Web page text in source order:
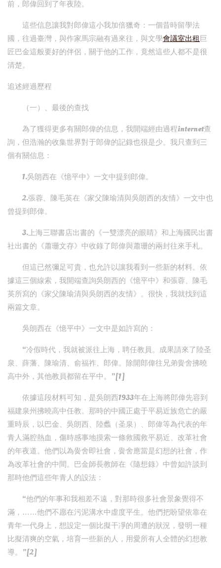
前，郎偉回到了年夜陸。
這些信息讓我對郎偉這小我加倍獵奇：一個昔時留學法
國，往過臺灣，與作家馬宗融有過來往，與文學會議室出租巨
匠巴金這般要好的伴侶，關于他的工作，竟然這些人都不是很
清楚。
追述經過歷程
（一）、最後的查找
為了獲得更多有關郎偉的信息，我開端經由過程internet查
詢，但浩瀚的收集世界對于郎偉的記錄也很是少。我只查到三
個有關信息：
1.吳朗西在《憶平中》一文中提到郎偉。
2.張蓉、陳毛英在《家父陳瑜清與吳朗西的友情》一文中也
曾提到郎偉。
3.上海三聯書店出書的《一雙漂亮的眼睛》和上海國民出書
社出書的《蕭珊文存》中收錄了郎偉與蕭珊的兩封往來手札。
但這已然彌足可貴，也允許以讓我看到一些新的材料。依
據這三個線索，我開端查詢吳朗西的《憶平中》和張蓉、陳毛
英所寫的《家父陳瑜清與吳朗西的友情》。很快，我就找到這
兩篇文章。
吳朗西在《憶平中》一文中是如許寫的：
“冷假時代，我就被派往上海，聘任教員。成果請來了陸圣
泉、薛藩、陳瑜清、俞福祚、郎偉。除開郎偉往兄弟黌舍拂曉
高中外，其他教員都留在平中。”[1]
依據這段材料可知，是吳朗西1933年在上海將郎偉先容到
福建泉州拂曉高中任教。那時的中國正處于平易近族危亡的嚴
重時辰，以巴金、吳朗西、陸蠡（圣泉）、郎偉等為代表的年
青人滿腔熱血，傷時感事地摸索一條救國救平易近、改革社會
的年夜道。他們以為黌舍即社會，黌舍應當是幻想的社會，作
為改革社會的中間。巴金師長教師在《隨想錄》中曾如許談到
那時他們這些年青人的設法：
“他們的年事和我相差不遠，對那時很多社會景象覺得不
滿，……他們不愿在污泥溝水中虛度平生。他們把盼望依靠在
青年一代身上，想設定一個比擬干凈的周遭的狀況，發明一種
比擬清爽的空氣，培育一些新的人，用愛所有人全體的幻想教
導。”[2]